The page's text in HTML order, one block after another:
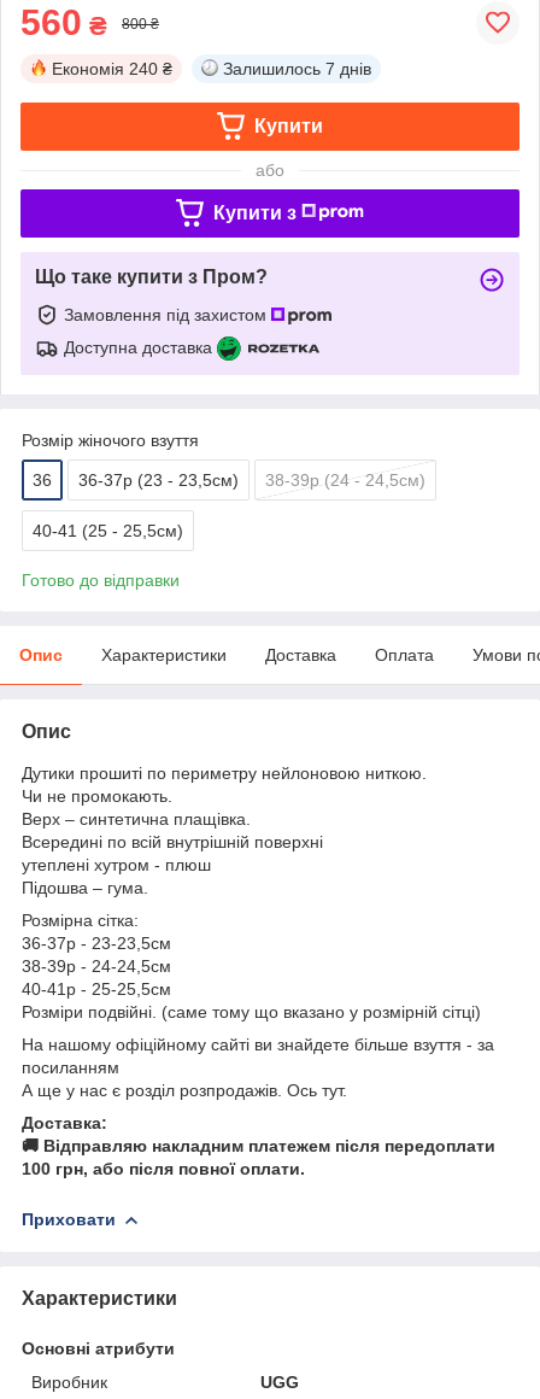
560 ₴ 800 ₴
Економія 240 ₴ Залишилось 7 днів
Купити
або
Купити з
Що таке купити з Пром?
Замовлення під захистом
Доступна доставка
Розмір жіночого взуття
36 36-37р (23 - 23,5см) 38-39р (24 - 24,5см)
40-41 (25 - 25,5см)
Готово до відправки
Опис Характеристики Доставка Оплата Умови
Опис
Дутики прошиті по периметру нейлоновою ниткою.
Чи не промокають.
Верх – синтетична плащівка.
Всередині по всій внутрішній поверхні
утеплені хутром - плюш
Підошва – гума.
Розмірна сітка:
36-37р - 23-23,5см
38-39р - 24-24,5см
40-41р - 25-25,5см
Розміри подвійні. (саме тому що вказано у розмірній сітці)
На нашому офіційному сайті ви знайдете більше взуття - за
посиланням
А ще у нас є розділ розпродажів. Ось тут.
Доставка:
🚚 Відправляю накладним платежем після передоплати
100 грн, або після повної оплати.
Приховати
Характеристики
Основні атрибути
Виробник
UGG